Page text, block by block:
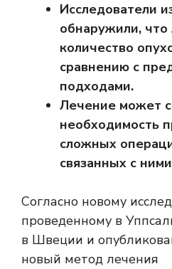
Исследователи
обнаружили, что
количество
сравнению с
подходами.
Лечение может
необходимость
сложных
связанных с
Согласно новому
проведенному в
в Швеции и
новый метод лечения